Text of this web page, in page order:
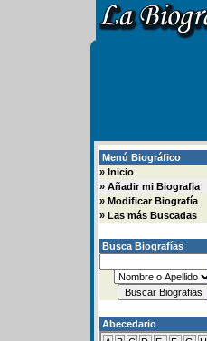
Menú Biográfico
» Inicio
» Añadir mi Biografia
» Modificar Biografía
» Las más Buscadas
Busca Biografías
Abecedario